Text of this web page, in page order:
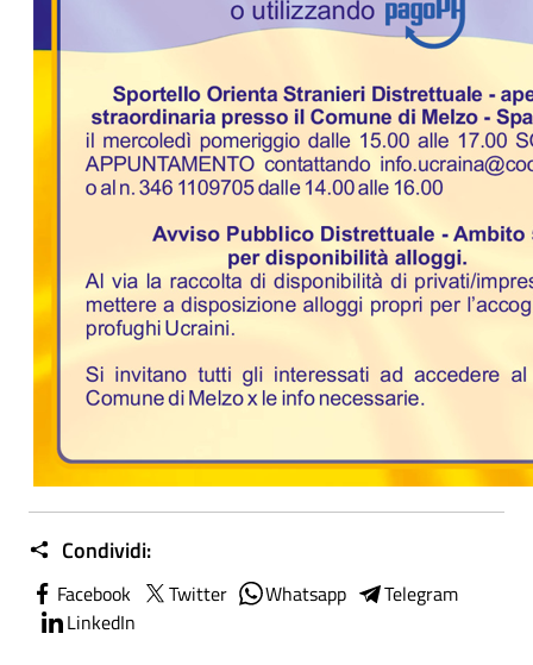
Condividi:
Facebook Twitter Whatsapp
Telegram
LinkedIn